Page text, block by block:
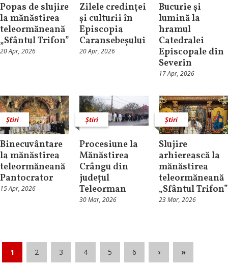
Popas de slujire
la mănăstirea
teleormăneană
„Sfântul Trifon”
20 Apr, 2026
Zilele credinței
și culturii în
Episcopia
Caransebeșului
20 Apr, 2026
Bucurie și
lumină la
hramul
Catedralei
Episcopale din
Severin
17 Apr, 2026
Știri
Binecuvântare
la mănăstirea
teleormăneană
Pantocrator
15 Apr, 2026
Știri
Procesiune la
Mănăstirea
Crângu din
județul
Teleorman
30 Mar, 2026
Știri
Slujire
arhierească la
mănăstirea
teleormăneană
„Sfântul Trifon”
23 Mar, 2026
1 2 3 4 5 6 › »